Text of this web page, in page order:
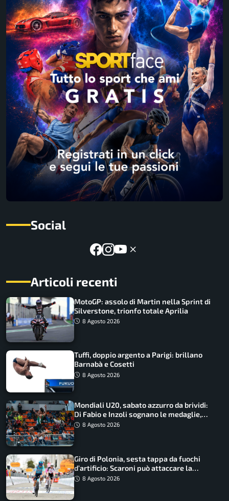
Social
Articoli recenti
MotoGP: assolo di Martin nella Sprint di
Silverstone, trionfo totale Aprilia
8 Agosto 2026
Tuffi, doppio argento a Parigi: brillano
Barnabà e Cosetti
8 Agosto 2026
Mondiali U20, sabato azzurro da brividi:
Di Fabio e Inzoli sognano le medaglie,
Castellani e Succo in finale
8 Agosto 2026
Giro di Polonia, sesta tappa da fuochi
d’artificio: Scaroni può attaccare la
maglia di Lemmen
8 Agosto 2026